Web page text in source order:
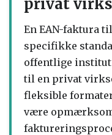
privat
En EAN-faktura
specifikke
offentlige
til en privat
fleksible
være